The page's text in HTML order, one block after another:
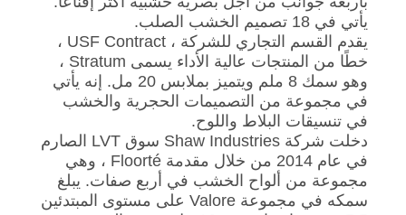
يأتي في 18 تصميم الخشب الصلب.
يقدم القسم التجاري للشركة ، USF Contract ،
خطًا من المنتجات عالية الأداء يسمى Stratum ،
وهو سمك 8 ملم ويتميز بملابس 20 مل. إنه يأتي
في مجموعة من التصميمات الحجرية والخشب
في تنسيقات البلاط واللوح.
دخلت شركة Shaw Industries سوق LVT الصارم
في عام 2014 من خلال مقدمة Floorté ، وهي
مجموعة من ألواح الخشب في أربع صفات. يبلغ
سمكه في مجموعة Valore على مستوى المبتدئين